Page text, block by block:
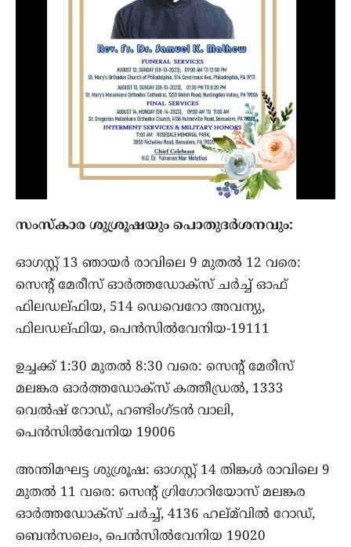
സംസ്‌കാര ശുശ്രൂഷയും പൊതുദര്‍ശനവും:
ഓഗസ്റ്റ് 13 ഞായര്‍ രാവിലെ 9 മുതല്‍ 12 വരെ:
സെന്റ് മേരീസ് ഓര്‍ത്തഡോക്‌സ് ചര്‍ച്ച് ഓഫ്
ഫിലഡല്ഫിയ, 514 ഡെവെറോ അവന്യു,
ഫിലഡല്ഫിയ, പെന്‍സിൽവേനിയ-19111
ഉച്ചക്ക് 1:30 മുതല്‍ 8:30 വരെ: സെന്റ് മേരീസ്
മലങ്കര ഓര്‍ത്തഡോക്‌സ് കത്തീഡ്രല്‍, 1333
വെൽഷ് റോഡ്, ഹണ്ടിംഗ്ടന്‍ വാലി,
പെന്‍സിൽവേനിയ 19006
അന്തിമഘട്ട ശുശ്രൂഷ: ഓഗസ്റ്റ് 14 തിങ്കള്‍ രാവിലെ 9
മുതല്‍ 11 വരെ: സെന്റ് ഗ്രിഗോറിയോസ് മലങ്കര
ഓർത്തഡോക്സ് ചര്‍ച്ച്, 4136 ഹല്മ്‌വില്‍ റോഡ്,
ബെന്‍സലെം, പെന്‍സിൽവേനിയ 19020